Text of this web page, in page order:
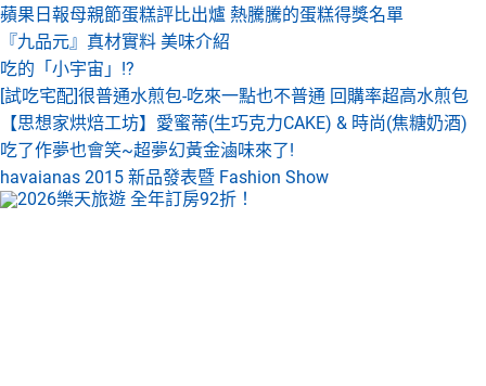
蘋果日報母親節蛋糕評比出爐 熱騰騰的蛋糕得獎名單
『九品元』真材實料 美味介紹
吃的「小宇宙」!?
[試吃宅配]很普通水煎包-吃來一點也不普通 回購率超高水煎包
【思想家烘焙工坊】愛蜜蒂(生巧克力CAKE) & 時尚(焦糖奶酒)
吃了作夢也會笑~超夢幻黃金滷味來了!
havaianas 2015 新品發表暨 Fashion Show